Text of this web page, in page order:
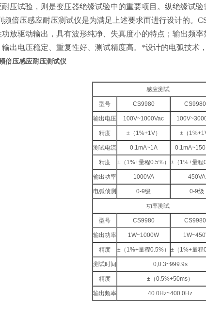
压试验，则是变压器绝缘试验中的重要项目。纵绝缘试
频倍压感应耐压测试仪是为满足上述要求而进行设计的。
放驱动输出，具有波形纯净、失真度小的特点；输出频率
出电压稳定、重复性好、测试精度高。*设计的电弧技术
倍压感应耐压测试仪
感应测试
型号 CS9980
输出电压 100V~1000Vac
精度 ±（1%+1V） ±（
测试电流 0.1mA~1A
精度 ±（1%+量程0.5%） ±（1%+量程
输出功率 1000VA 450VA
电弧侦测 0-9级 0-9级
功率测试
型号 CS9980
输出功率 1W~1000W
精度 ±（1%+量程0.5%） ±（1%+量程
测试时间 0,0.3~999.9s
精度 ±（0.5%+50ms）
输出频率 40.0Hz~400.0Hz